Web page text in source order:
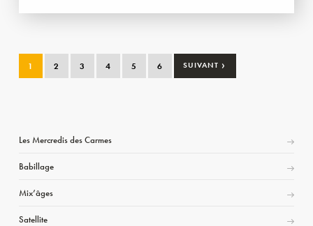
1 2 3 4 5 6 SUIVANT ›
Les Mercredis des Carmes
Babillage
Mix’âges
Satellite